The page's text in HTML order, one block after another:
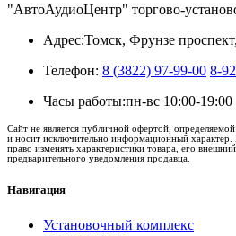
"АвтоАудиоЦентр" торгово-
Адрес:Томск, Фрунзе
Телефон: 8 (3822) 97-99-00 8-
Часы работы:пн-вс 10:00-19:00
Сайт не является публичной офертой,
и носит исключительно информационный характер.
право изменять характеристики товара, его
предварительного уведомления продавца.
Навигация
Установочный комплекс